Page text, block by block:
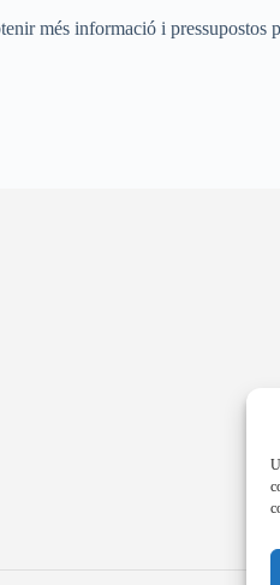
més informació i pressupostos